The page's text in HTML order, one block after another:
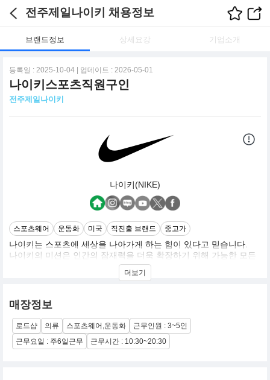
전주제일나이키 채용정보
브랜드정보 상세요강 기업소개
등록일 : 2025-10-04 | 업데이트 : 2026-05-01
나이키스포츠직원구인
전주제일나이키
나이키(NIKE)
스포츠웨어 운동화 미국 직진출 브랜드 중고가
나이키는 스포츠에 세상을 나아가게 하는 힘이 있다고 믿습니다.
나이키의 미션은 인간의 잠재력을 더욱 확장하기 위해 가능한 모든
것을 하도록 이끄는 것입니다.
세상에 없던 획기적인 스포츠 혁신을 만들고, 지속가능한 제품을 선
우리가 머무는 지역 커뮤니티에 더욱 긍정적인 영향을 만드는 것입
니다.
나이키는 테크놀로지 기업입니다. 우리는 기술과 스포츠의 접점에
서 미래의 혁신화를 위해 존재합니다.
더보기
매장정보
로드샵 의류 스포츠웨어,운동화
근무인원 : 3~5인
근무요일 : 주6일근무
근무시간 : 10:30~20:30